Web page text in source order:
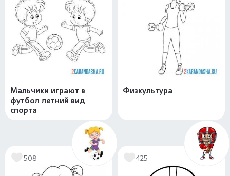
Мальчики играют в
футбол летний вид
спорта
Физкультура
508 425